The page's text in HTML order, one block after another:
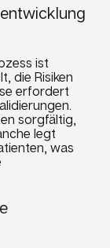
ist
die Risiken
erfordert
sorgfältig,
legt
was